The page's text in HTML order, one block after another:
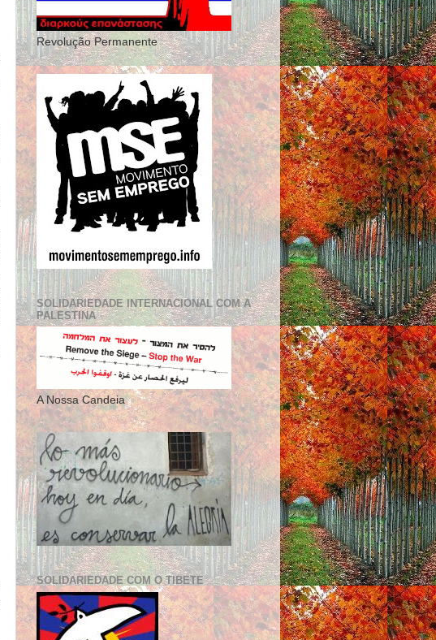
Revolução Permanente
SOLIDARIEDADE INTERNACIONAL COM A
PALESTINA
A Nossa Candeia
SOLIDARIEDADE COM O TIBETE